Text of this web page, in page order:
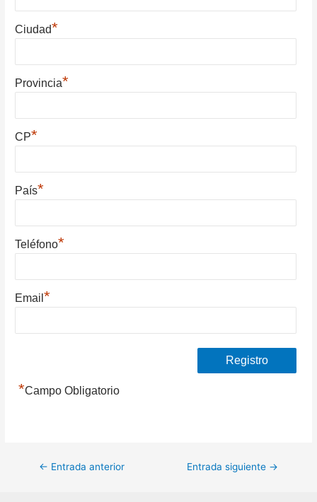
Ciudad*
Provincia*
CP*
País*
Teléfono*
Email*
*Campo Obligatorio
Navegación
← Entrada anterior Entrada siguiente →